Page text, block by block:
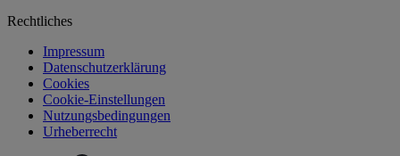
Rechtliches
Impressum
Datenschutzerklärung
Cookies
Cookie-Einstellungen
Nutzungsbedingungen
Urheberrecht